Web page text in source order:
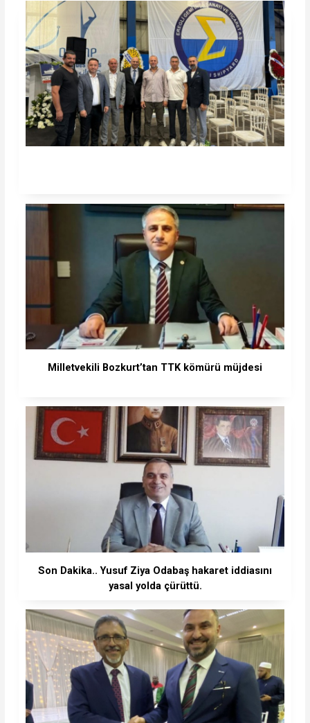
Milletvekili Bozkurt’tan TTK kömürü müjdesi
Son Dakika.. Yusuf Ziya Odabaş hakaret iddiasını
yasal yolda çürüttü.